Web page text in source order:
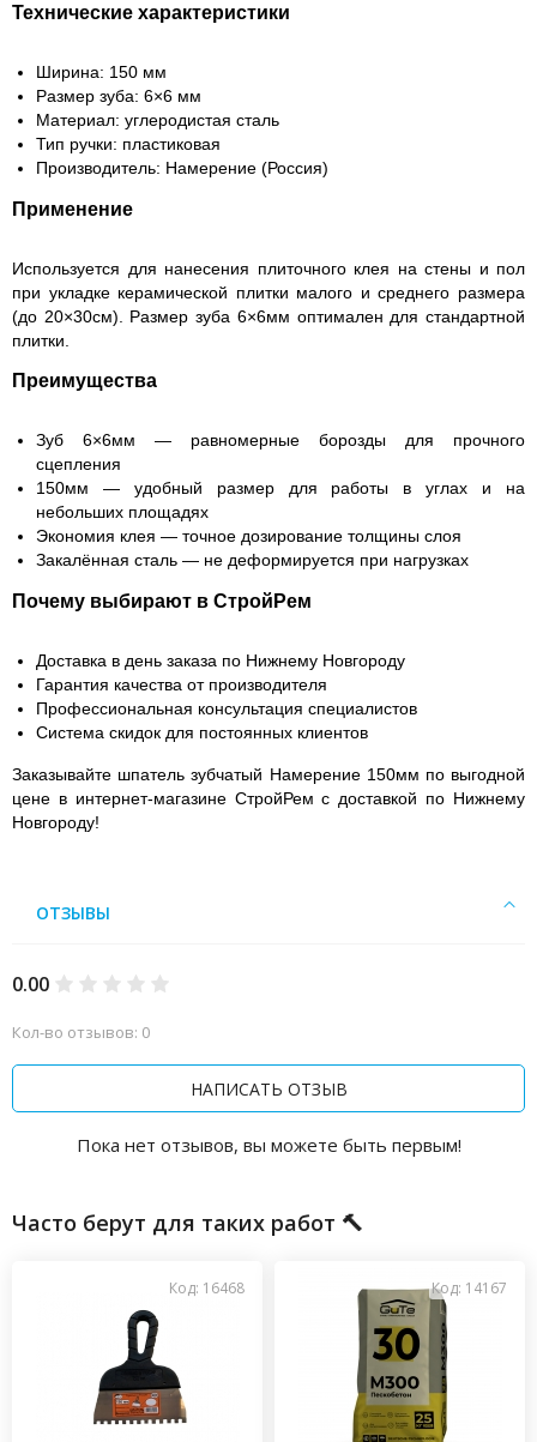
Технические характеристики
Ширина: 150 мм
Размер зуба: 6×6 мм
Материал: углеродистая сталь
Тип ручки: пластиковая
Производитель: Намерение (Россия)
Применение
Используется для нанесения плиточного клея на стены и пол
при укладке керамической плитки малого и среднего размера
(до 20×30см). Размер зуба 6×6мм оптимален для стандартной
плитки.
Преимущества
Зуб 6×6мм — равномерные борозды для прочного
сцепления
150мм — удобный размер для работы в углах и на
небольших площадях
Экономия клея — точное дозирование толщины слоя
Закалённая сталь — не деформируется при нагрузках
Почему выбирают в СтройРем
Доставка в день заказа по Нижнему Новгороду
Гарантия качества от производителя
Профессиональная консультация специалистов
Система скидок для постоянных клиентов
Заказывайте шпатель зубчатый Намерение 150мм по выгодной
цене в интернет-магазине СтройРем с доставкой по Нижнему
Новгороду!
ОТЗЫВЫ
0.00
Кол-во отзывов: 0
НАПИСАТЬ ОТЗЫВ
Пока нет отзывов, вы можете быть первым!
Часто берут для таких работ 🔨
Код: 16468 Код: 14167